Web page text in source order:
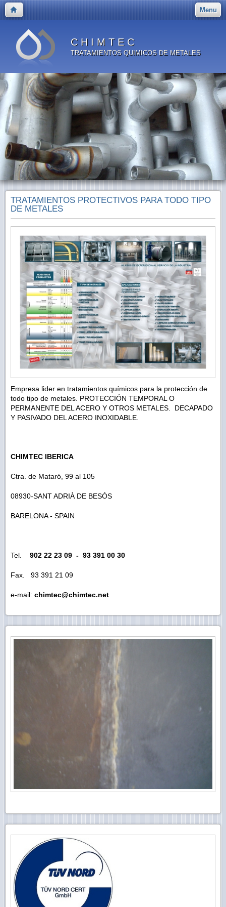
Menu
C H I M T E C
TRATAMIENTOS QUIMICOS DE METALES
TRATAMIENTOS PROTECTIVOS PARA TODO TIPO
DE METALES
Empresa lider en tratamientos químicos para la protección de
todo tipo de metales. PROTECCIÓN TEMPORAL O
PERMANENTE DEL ACERO Y OTROS METALES. DECAPADO
Y PASIVADO DEL ACERO INOXIDABLE.
CHIMTEC IBERICA
Ctra. de Mataró, 99 al 105
08930-SANT ADRIÀ DE BESÓS
BARELONA - SPAIN
Tel. 902 22 23 09 - 93 391 00 30
Fax. 93 391 21 09
e-mail: chimtec@chimtec.net